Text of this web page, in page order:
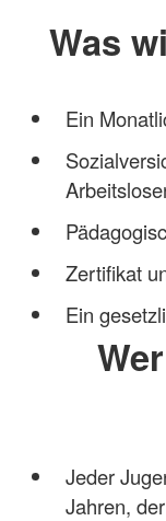
Was
Ein
Zertifikat
Ein
Jeder
Jahren,